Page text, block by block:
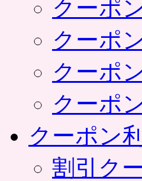
クーポ
クーポ
クーポ
クーポ
クーポン
割引ク